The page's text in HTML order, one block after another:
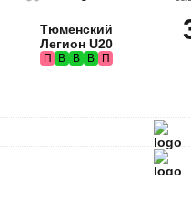
Тюменский
Легион U20
П В В В П